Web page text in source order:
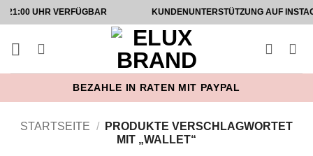
Zum
Inhalt
springen
VERFÜGBAR KUNDENUNTERSTÜTZUNG AUF
BEZAHLE IN RATEN MIT PAYPAL
STARTSEITE /
PRODUKTE VERSCHLAGWORTET
MIT „WALLET“